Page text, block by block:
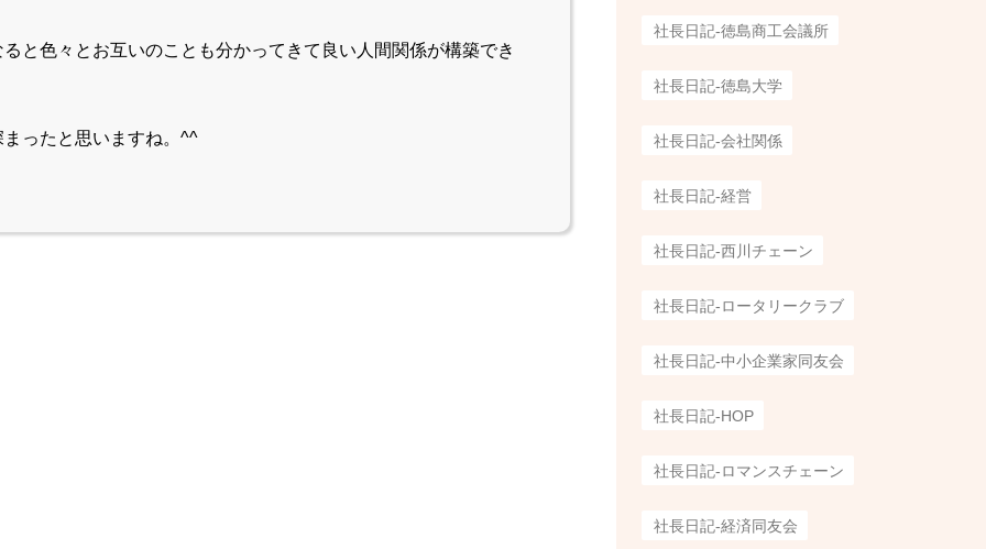
社長日記-徳島商工会議所
社長日記-徳島大学
社長日記-会社関係
社長日記-経営
社長日記-西川チェーン
社長日記-ロータリークラブ
社長日記-中小企業家同友会
社長日記-HOP
社長日記-ロマンスチェーン
社長日記-経済同友会
と色々とお互いのことも分かってきて良い人間関係が構築でき
ったと思いますね。^^